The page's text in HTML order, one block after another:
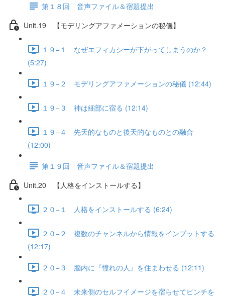
第１８回 音声ファイル＆宿題提出
Unit.19 【モデリングアファメーションの秘儀】
１９−１ なぜエフィカシーが下がってしまうのか？
(5:27)
１９−２ モデリングアファメーションの秘儀 (12:44)
１９−３ 神は細部に宿る (12:14)
１９−４ 先天的なものと後天的なものとの融合
(12:00)
第１９回 音声ファイル＆宿題提出
Unit.20 【人格をインストールする】
２０−１ 人格をインストールする (6:24)
２０−２ 複数のチャンネルから情報をインプットする
(12:17)
２０−３ 脳内に『憧れの人』を住まわせる (12:11)
２０−４ 未来側のセルフイメージを宿らせてピンチを